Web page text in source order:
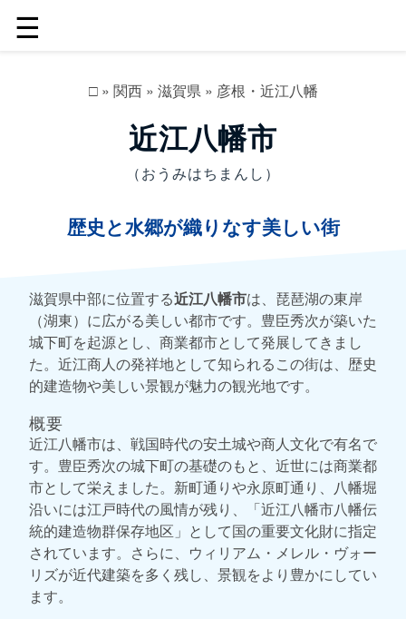
☰
□» 関西» 滋賀県» 彦根・近江八幡
近江八幡市
（おうみはちまんし）
歴史と水郷が織りなす美しい街
滋賀県中部に位置する近江八幡市は、琵琶湖の東岸
（湖東）に広がる美しい都市です。豊臣秀次が築いた
城下町を起源とし、商業都市として発展してきまし
た。近江商人の発祥地として知られるこの街は、歴史
的建造物や美しい景観が魅力の観光地です。
概要
近江八幡市は、戦国時代の安土城や商人文化で有名で
す。豊臣秀次の城下町の基礎のもと、近世には商業都
市として栄えました。新町通りや永原町通り、八幡堀
沿いには江戸時代の風情が残り、「近江八幡市八幡伝
統的建造物群保存地区」として国の重要文化財に指定
されています。さらに、ウィリアム・メレル・ヴォー
リズが近代建築を多く残し、景観をより豊かにしてい
ます。